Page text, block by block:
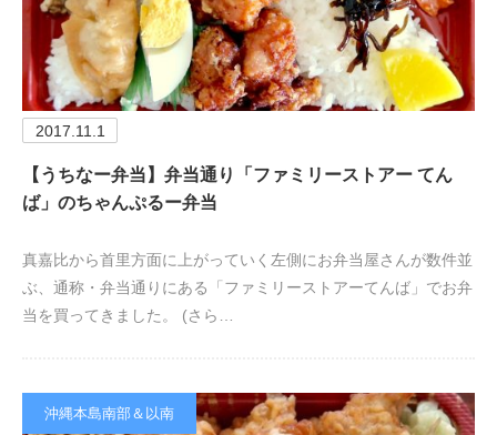
2017.11.1
【うちなー弁当】弁当通り「ファミリーストアー てん
ば」のちゃんぷるー弁当
真嘉比から首里方面に上がっていく左側にお弁当屋さんが数件並
ぶ、通称・弁当通りにある「ファミリーストアーてんば」でお弁
当を買ってきました。 (さら…
沖縄本島南部＆以南